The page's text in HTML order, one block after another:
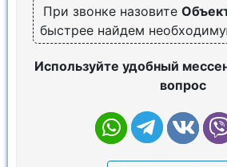
При звонке назовите
быстрее найдем
Используйте удобный
вопрос